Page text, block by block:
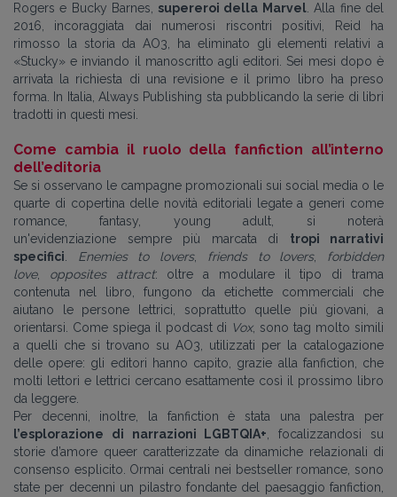
Rogers e Bucky Barnes,
supereroi della Marvel. Alla fine del
2016, incoraggiata dai numerosi riscontri positivi, Reid ha
rimosso la storia da AO3, ha eliminato gli elementi relativi a
«Stucky» e inviando il manoscritto agli editori. Sei mesi dopo è
arrivata la richiesta di una revisione e il primo libro ha preso
forma. In Italia, Always Publishing sta pubblicando la serie di libri
tradotti in questi mesi.
Come cambia il ruolo della fanfiction all’interno
dell’editoria
Se si osservano le campagne promozionali sui social media o le
quarte di copertina delle novità editoriali legate a generi come
romance, fantasy, young adult, si noterà
un'evidenziazione sempre più marcata di tropi narrativi
specifici
Enemies to lovers, friends to lovers,
forbidden
love, opposites attract: oltre a modulare il tipo di trama
contenuta nel libro, fungono da etichette commerciali che
aiutano le persone lettrici, soprattutto quelle più giovani, a
orientarsi. Come spiega il podcast di Vox, sono tag molto simili
a quelli che si trovano su AO3, utilizzati per la catalogazione
delle opere: gli editori hanno capito, grazie alla fanfiction, che
molti lettori e lettrici cercano esattamente così il prossimo libro
da leggere.
Per decenni, inoltre, la fanfiction è stata una palestra per
l’esplorazione di narrazioni LGBTQIA+ , focalizzandosi su
storie d’amore queer caratterizzate da dinamiche relazionali di
consenso esplicito. Ormai centrali nei bestseller romance, sono
state per decenni un pilastro fondante del paesaggio fanfiction,